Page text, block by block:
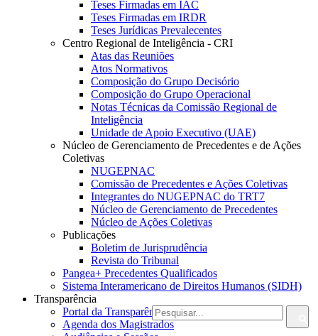
Teses Firmadas em IAC
Teses Firmadas em IRDR
Teses Jurídicas Prevalecentes
Centro Regional de Inteligência - CRI
Atas das Reuniões
Atos Normativos
Composição do Grupo Decisório
Composição do Grupo Operacional
Notas Técnicas da Comissão Regional de
Inteligência
Unidade de Apoio Executivo (UAE)
Núcleo de Gerenciamento de Precedentes e de Ações
Coletivas
NUGEPNAC
Comissão de Precedentes e Ações Coletivas
Integrantes do NUGEPNAC do TRT7
Núcleo de Gerenciamento de Precedentes
Núcleo de Ações Coletivas
Publicações
Boletim de Jurisprudência
Revista do Tribunal
Pangea+ Precedentes Qualificados
Sistema Interamericano de Direitos Humanos (SIDH)
Transparência
Portal da Transparência do TRT7
Agenda dos Magistrados